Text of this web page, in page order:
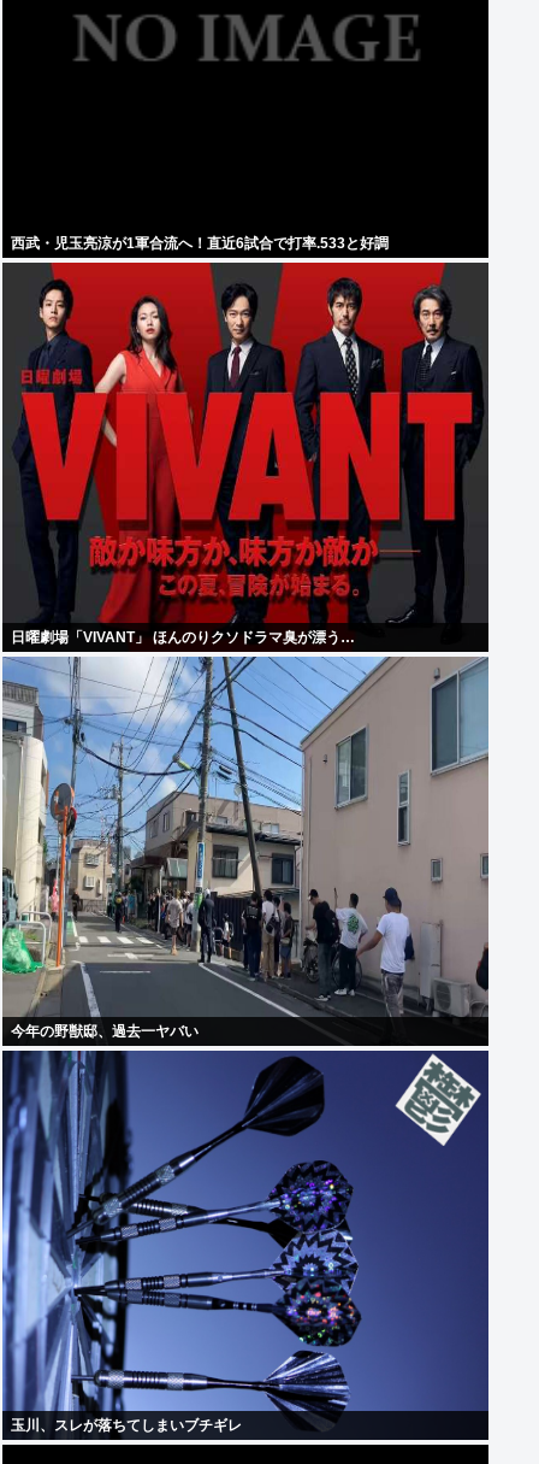
西武・児玉亮涼が1軍合流へ！直近6試合で打率.533と好調
日曜劇場「VIVANT」 ほんのりクソドラマ臭が漂う…
今年の野獣邸、過去一ヤバい
玉川、スレが落ちてしまいブチギレ